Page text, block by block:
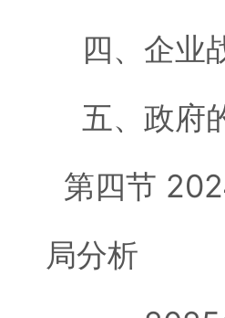
四、企业
五、政府
第四节
局分析